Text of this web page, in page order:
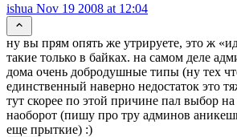
ishua Nov 19 2008 at 12:04
ну вы прям опять же утрируете, это ж
такие только в байках. на самом деле
дома очень добродушные типы (ну тех
единственный наверно недостаток это
тут скорее по этой причине пал выбор
наоборот (пишу про тру админов
еще прыткие) :)